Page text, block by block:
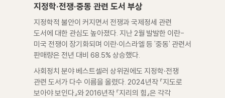
지정학·전쟁·중동 관련 도서 부상
지정학적 불안이 커지면서 전쟁과 국제정세 관련
도서에 대한 관심도 높아졌다. 지난 2월 발발한 이란-
미국 전쟁이 장기화되며 이란·이스라엘 등 '중동' 관련서
판매량은 전년 대비 68.5% 상승했다.
사회정치 분야 베스트셀러 상위권에도 지정학·전쟁
관련 도서가 다수 이름을 올렸다. 2024년작 『지도로
보아야 보인다』와 2016년작 『지리의 힘』은 각각